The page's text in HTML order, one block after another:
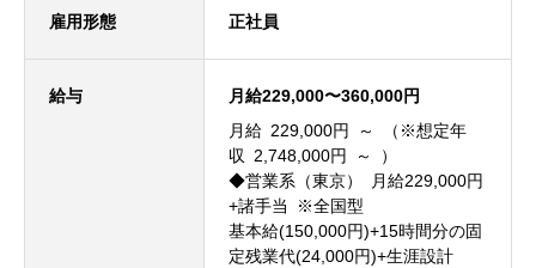
雇用形態 正社員
給与
月給229,000〜360,000円
月給 229,000円 ～ （※想定年
収 2,748,000円 ～ ）
◆営業系（東京） 月給229,000円
+諸手当 ※全国型
基本給(150,000円)+15時間分の固
定残業代(24,000円)+生涯設計